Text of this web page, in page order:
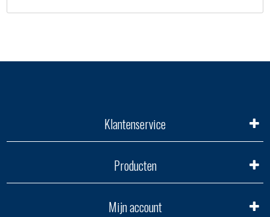
Klantenservice
Producten
Mijn account